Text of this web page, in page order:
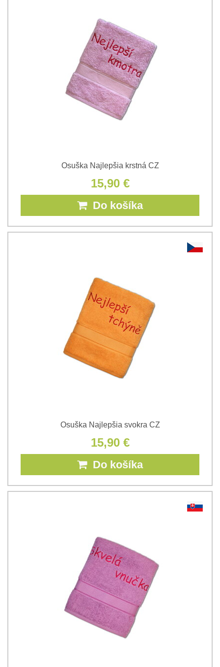
Osuška Najlepšia krstná CZ
15,90 €
Do košíka
Osuška Najlepšia svokra CZ
15,90 €
Do košíka